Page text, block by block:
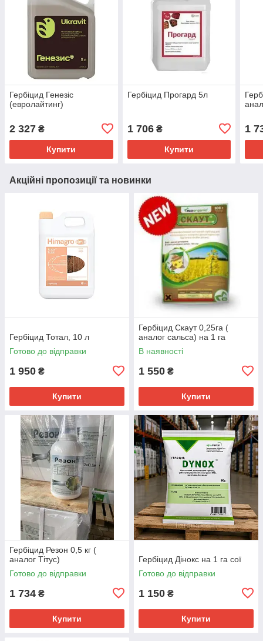
Гербіцид Генезіс
(евролайтинг)
2 327 ₴
Купити
Гербіцид Прогард 5л
1 706₴
Купити
1
Акційні пропозиції та новинки
Гербіцид Тотал, 10 л
Готово до відправки
1 950 ₴
Купити
Гербіцид Скаут 0,25га (
аналог сальса) на 1 га
В наявності
1 550 ₴
Купити
Гербіцид Резон 0,5 кг (
аналог Тітус)
Готово до відправки
1 734 ₴
Купити
Гербіцид Дінокс на 1 га сої
Готово до відправки
1 150 ₴
Купити